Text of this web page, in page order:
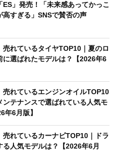
ES」発売！「未来感あってかっこ
高すぎる」SNSで賛否の声
売れているタイヤTOP10｜夏のロ
に選ばれたモデルは？【2026年6
売れているエンジンオイルTOP10
ンテナンスで選ばれている人気モ
年6月版】
売れているカーナビTOP10｜ドラ
る人気モデルは？【2026年6月